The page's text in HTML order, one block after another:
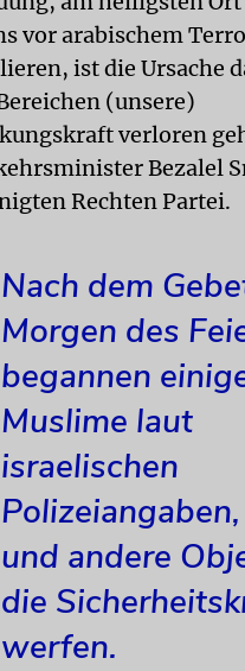
vor arabischem
ist die Ursache
(unsere)
verloren
Bezalel
Rechten Partei.
Nach dem
Morgen des
begannen
Muslime laut
israelischen
und andere
die
werfen.